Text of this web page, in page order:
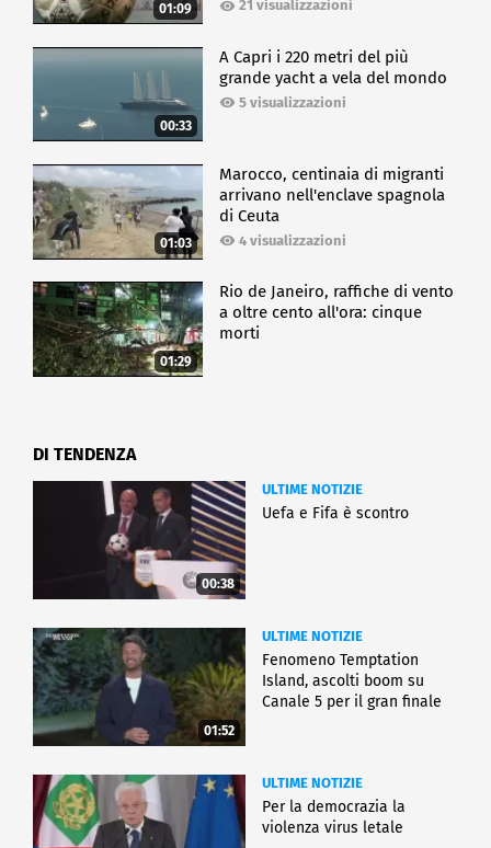
01:09 21 visualizzazioni
00:33
A Capri i 220 metri del più
grande yacht a vela del mondo
5 visualizzazioni
01:03
Marocco, centinaia di migranti
arrivano nell'enclave spagnola
di Ceuta
4 visualizzazioni
01:29
Rio de Janeiro, raffiche di vento
a oltre cento all'ora: cinque
morti
DI TENDENZA
00:38
ULTIME NOTIZIE
Uefa e Fifa è scontro
01:52
ULTIME NOTIZIE
Fenomeno Temptation
Island, ascolti boom su
Canale 5 per il gran finale
ULTIME NOTIZIE
Per la democrazia la
violenza virus letale